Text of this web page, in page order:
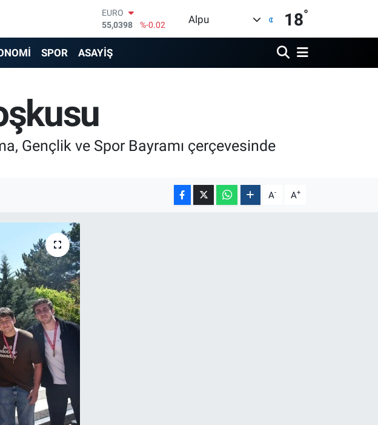
STERLİN
64,1581
%0.16
GRAM ALTIN
6508.83
BİST100
Alpu 18°
SPOR ASAYİŞ
Gençlik ve Spor Bayramı çerçevesinde
A- A+